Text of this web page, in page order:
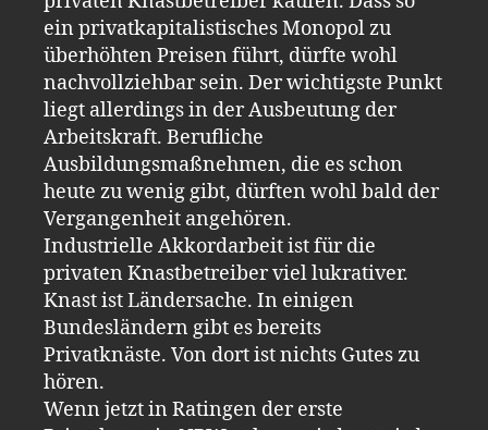
ein privatkapitalistisches Monopol zu
überhöhten Preisen führt, dürfte wohl
nachvollziehbar sein. Der wichtigste Punkt
liegt allerdings in der Ausbeutung der
Arbeitskraft. Berufliche
Ausbildungsmaßnehmen, die es schon
heute zu wenig gibt, dürften wohl bald der
Vergangenheit angehören.
Industrielle Akkordarbeit ist für die
privaten Knastbetreiber viel lukrativer.
Knast ist Ländersache. In einigen
Bundesländern gibt es bereits
Privatknäste. Von dort ist nichts Gutes zu
hören.
Wenn jetzt in Ratingen der erste